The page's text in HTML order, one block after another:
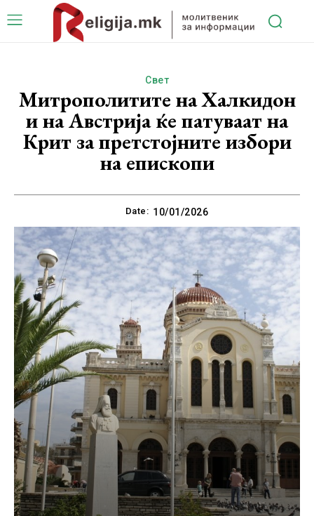
Свет
Митрополитите на Халкидон
и на Австрија ќе патуваат на
Крит за претстојните избори
на епископи
Date: 10/01/2026